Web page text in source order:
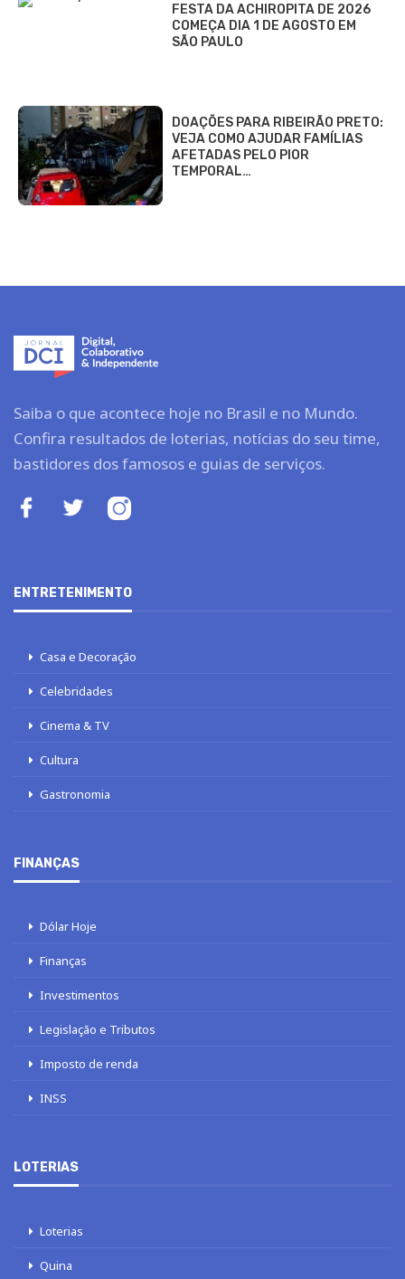
FESTA DA ACHIROPITA DE 2026
COMEÇA DIA 1 DE AGOSTO EM
SÃO PAULO
DOAÇÕES PARA RIBEIRÃO PRETO:
VEJA COMO AJUDAR FAMÍLIAS
AFETADAS PELO PIOR
TEMPORAL…
Saiba o que acontece hoje no Brasil e no Mundo.
Confira resultados de loterias, notícias do seu time,
bastidores dos famosos e guias de serviços.
ENTRETENIMENTO
Casa e Decoração
Celebridades
Cinema & TV
Cultura
Gastronomia
FINANÇAS
Dólar Hoje
Finanças
Investimentos
Legislação e Tributos
Imposto de renda
INSS
LOTERIAS
Loterias
Quina